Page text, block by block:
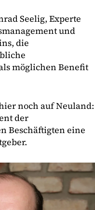
Seelig, Experte
und
die
möglichen Benefit
noch auf Neuland:
der
Beschäftigten eine